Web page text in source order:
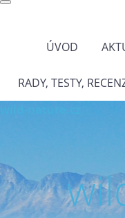
ÚVOD
RADY, TESTY,